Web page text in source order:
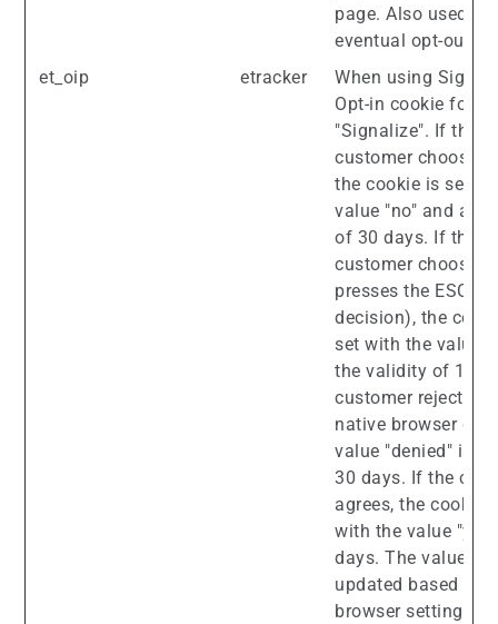
page. Also used
eventual opt-out.
et_oip
etracker
When using
Opt-in cookie for
"Signalize". If the
customer chooses
the cookie is set
value "no" and a
of 30 days. If the
customer chooses
presses the ESC
decision), the
set with the value
the validity of 1
customer rejects
native browser
value "denied" is
30 days. If the
agrees, the cookie
with the value
days. The values
updated based on
browser settings